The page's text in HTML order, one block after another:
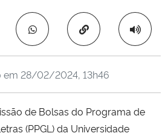
Inovações e Comunicações
Copiar para área
em 28/02/2024, 13h46
de Bolsas do Programa de
(PPGL) da Universidade